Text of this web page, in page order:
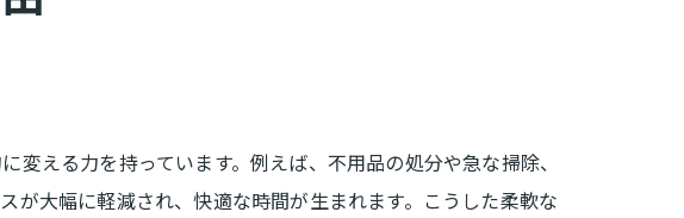
添う理由
対応可能
える力を持っています。例えば、不用品の処分や急な掃除、
が大幅に軽減され、快適な時間が生まれます。こうした柔軟な